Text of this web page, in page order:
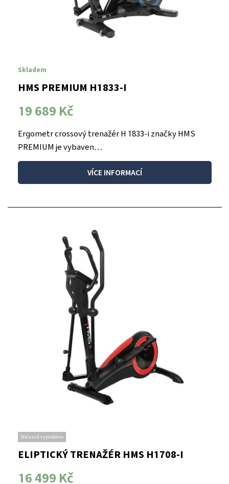
Skladem
HMS PREMIUM H1833-I
19 689 Kč
Ergometr crossový trenažér H 1833-i značky HMS
PREMIUM je vybaven…
VÍCE INFORMACÍ
Dočasně vyprodáno
ELIPTICKÝ TRENAŽÉR HMS H1708-I
16 499 Kč